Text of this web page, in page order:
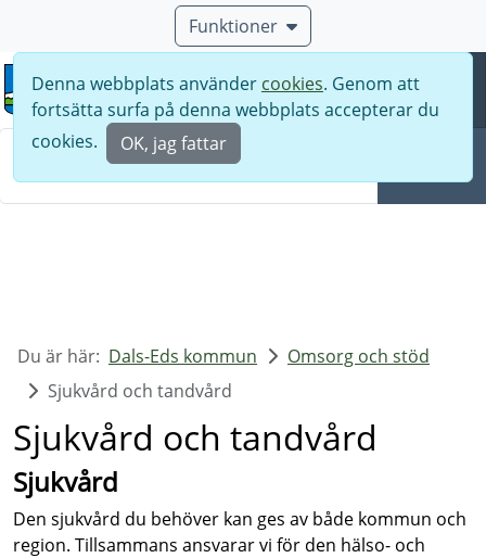
Funktioner
Meny
Denna webbplats använder cookies. Genom att
fortsätta surfa på denna webbplats accepterar du
cookies.
OK, jag fattar
Du är här: Dals-Eds kommun
Omsorg och stöd
Sjukvård och tandvård
Sjukvård och tandvård
Sjukvård
Den sjukvård du behöver kan ges av både kommun och
region. Tillsammans ansvarar vi för den hälso- och